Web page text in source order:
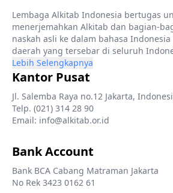
Lembaga Alkitab Indonesia bertugas
menerjemahkan Alkitab dan bagian-
naskah asli ke dalam bahasa
daerah yang tersebar di seluruh
Lebih Selengkapnya
Kantor Pusat
Jl. Salemba Raya no.12 Jakarta,
Telp. (021) 314 28 90
Email: info@alkitab.or.id
Bank Account
Bank BCA Cabang Matraman Jakarta
No Rek 3423 0162 61